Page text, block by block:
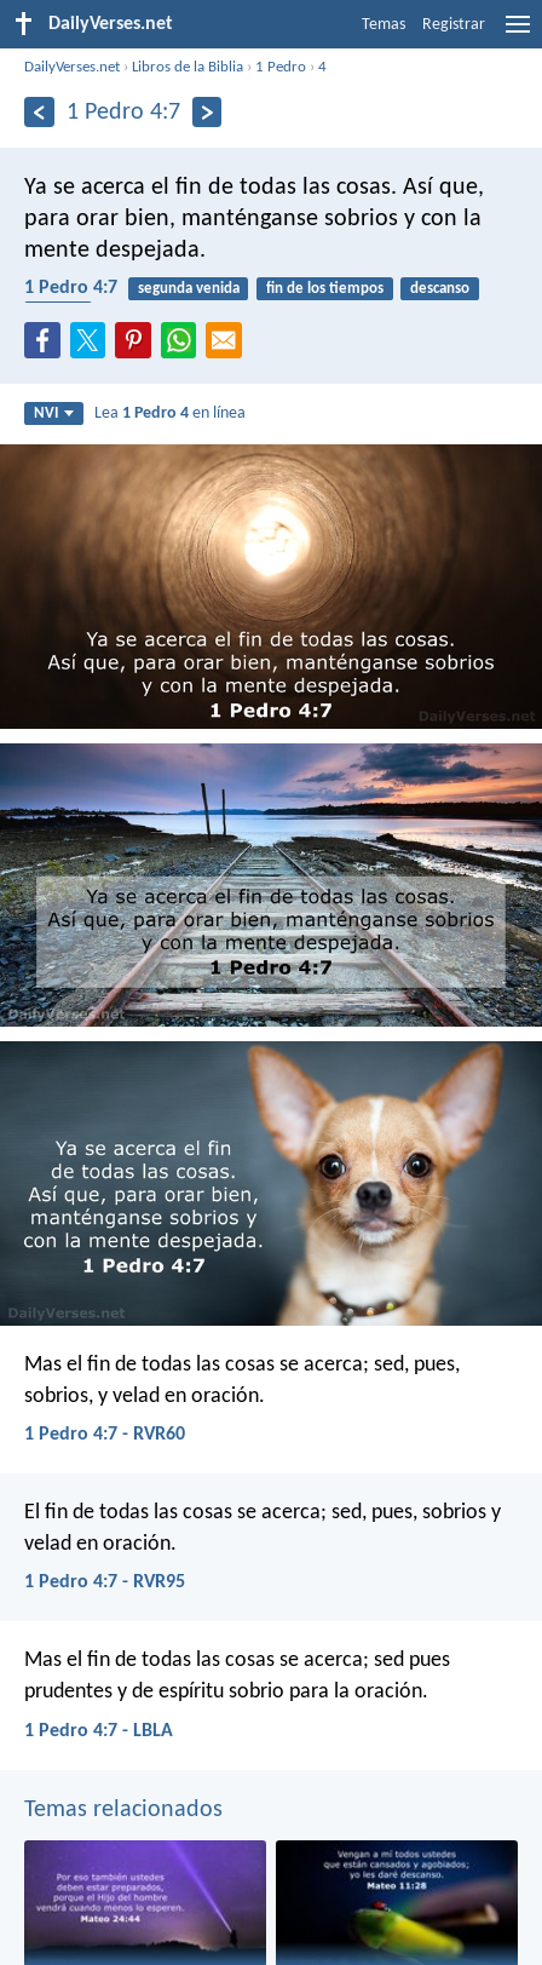
DailyVerses.net Temas Registrar
DailyVerses.net ›Libros de la Biblia › 1 Pedro ›4
1 Pedro 4:7
Ya se acerca el fin de todas las cosas. Así que,
para orar bien, manténganse sobrios y con la
mente despejada.
1 Pedro 4:7 segunda venida fin de los tiempos
descanso
NVI Lea 1 Pedro 4 en línea
Mas el fin de todas las cosas se acerca; sed, pues,
sobrios, y velad en oración.
1 Pedro 4:7 - RVR60
El fin de todas las cosas se acerca; sed, pues, sobrios y
velad en oración.
1 Pedro 4:7 - RVR95
Mas el fin de todas las cosas se acerca; sed pues
prudentes y de espíritu sobrio para la oración.
1 Pedro 4:7 - LBLA
Temas relacionados